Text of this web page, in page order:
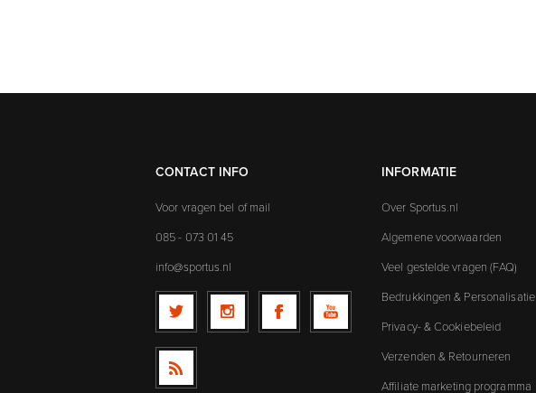
CONTACT INFO
Voor vragen bel of mail
085 - 073 01 45
info@sportus.nl
INFORMATIE
Over Sportus.nl
Algemene voorwaarden
Veel gestelde vragen (FAQ)
Bedrukkingen & Personalisatie
Privacy- & Cookiebeleid
Verzenden & Retourneren
Affiliate marketing programma